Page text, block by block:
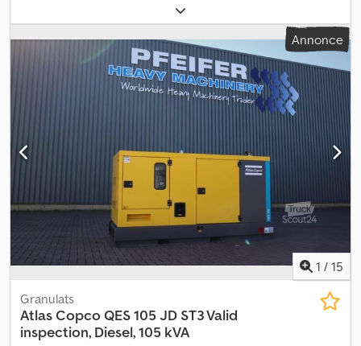
diesel
ch), fabricant de moteurs:Kubota, Domaine d'utilisation :
Construction Poids à vide : 1 039 kg Puissance du générateur : 40
kVA Dodpfsza Rxiex Abysck Dimensions de la zone de chargement
: 245 x 110 x 148 cm Veuillez contacter le GROUPE PFEIFER pour
Annonce
1 / 15
Granulats
Atlas CopcoQES 105 JD ST3 Valid
inspection, Diesel, 105 kVA